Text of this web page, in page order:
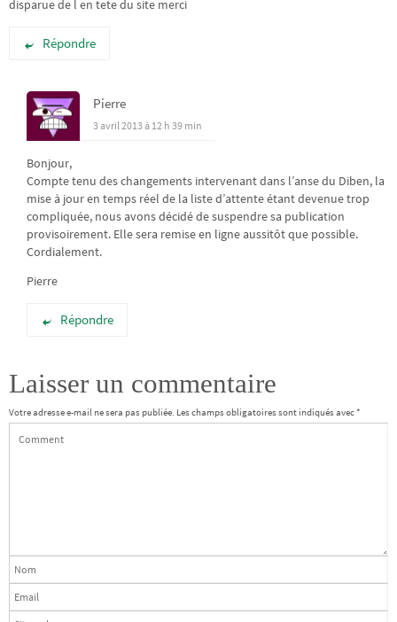
disparue de l en tete du site merci
Répondre
Pierre
3 avril 2013 à 12 h 39 min
Bonjour,
Compte tenu des changements intervenant dans l’anse du Diben, la
mise à jour en temps réel de la liste d’attente étant devenue trop
compliquée, nous avons décidé de suspendre sa publication
provisoirement. Elle sera remise en ligne aussitôt que possible.
Cordialement.
Pierre
Répondre
Laisser un commentaire
Votre adresse e-mail ne sera pas publiée. Les champs obligatoires sont indiqués avec*